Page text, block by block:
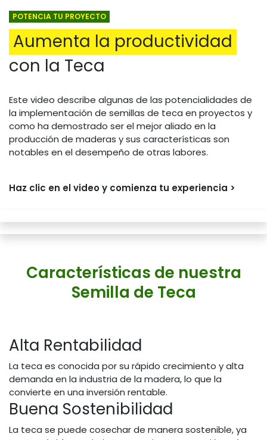
POTENCIA TU PROYECTO
Aumenta la productividad
con la Teca
Este video describe algunas de las potencialidades de
la implementación de semillas de teca en proyectos y
como ha demostrado ser el mejor aliado en la
producción de maderas y sus características son
notables en el desempeño de otras labores.
Haz clic en el video y comienza tu experiencia >
Características de nuestra
Semilla de Teca
Alta Rentabilidad
La teca es conocida por su rápido crecimiento y alta
demanda en la industria de la madera, lo que la
convierte en una inversión rentable.
Buena Sostenibilidad
La teca se puede cosechar de manera sostenible, ya